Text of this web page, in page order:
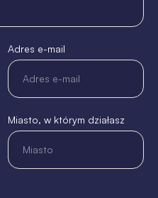
Adres e-mail
Miasto, w którym działasz